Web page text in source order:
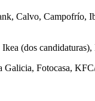
Calvo, Campofrío,
(dos
Galicia, Fotocasa,